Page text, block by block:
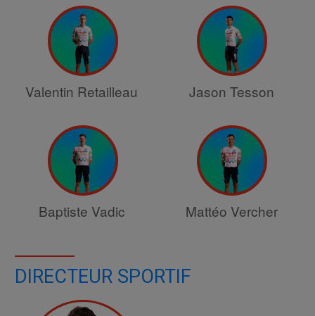
Valentin Retailleau Jason Tesson
Baptiste Vadic Mattéo Vercher
DIRECTEUR SPORTIF